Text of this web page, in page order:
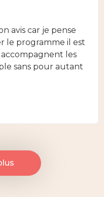
avis car je pense
le programme il est
les
sans pour autant